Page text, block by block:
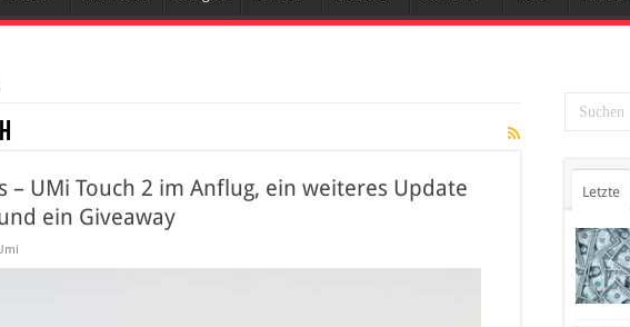
– UMi Touch 2 im Anflug, ein weiteres Update
ein Giveaway
Letzte